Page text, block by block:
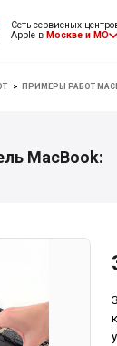
Сеть сервисных
Apple в Москве и МО
> ПРИМЕРЫ РАБОТ
MacBook: